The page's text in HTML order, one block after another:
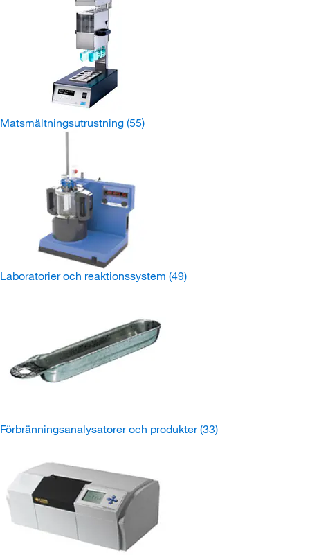
Matsmältningsutrustning (55)
Laboratorier och reaktionssystem (49)
Förbränningsanalysatorer och produkter(33)